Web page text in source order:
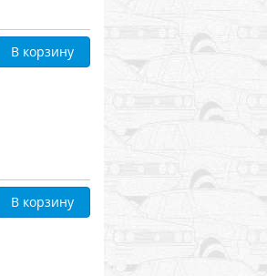
В корзину
В корзину